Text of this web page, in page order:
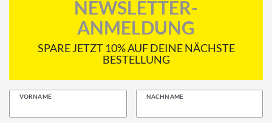
NEWSLETTER-
ANMELDUNG
SPARE JETZT 10% AUF DEINE NÄCHSTE
BESTELLUNG
VORNAME NACHNAME